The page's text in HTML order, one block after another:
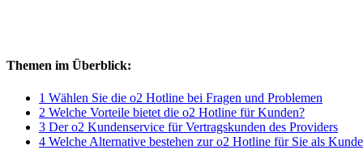
Themen im Überblick:
1 Wählen Sie die o2 Hotline bei Fragen und Problemen
2 Welche Vorteile bietet die o2 Hotline für Kunden?
3 Der o2 Kundenservice für Vertragskunden des Providers
4 Welche Alternative bestehen zur o2 Hotline für Sie als